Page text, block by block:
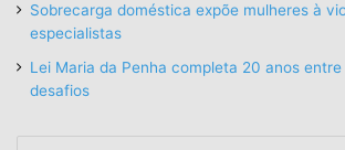
Sobrecarga doméstica expõe mulheres à
especialistas
Lei Maria da Penha completa 20 anos
desafios